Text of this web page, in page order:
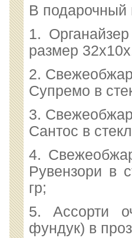
В подарочный
1.
размер
2.
Супремо в
3.
Сантос в
4.
Рувензори в
гр;
5. Ассорти
фундук) в